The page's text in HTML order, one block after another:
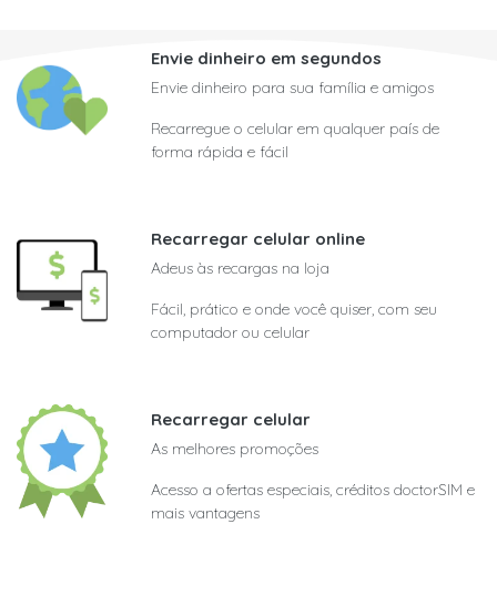
Envie dinheiro em segundos
Envie dinheiro para sua família e amigos
Recarregue o celular em qualquer país de
forma rápida e fácil
Recarregar celular online
Adeus às recargas na loja
Fácil, prático e onde você quiser, com seu
computador ou celular
Recarregar celular
As melhores promoções
Acesso a ofertas especiais, créditos doctorSIM e
mais vantagens